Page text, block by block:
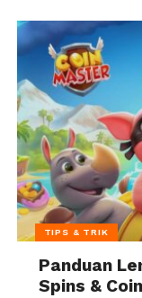
TIPS & TRIK
Panduan
Spins &